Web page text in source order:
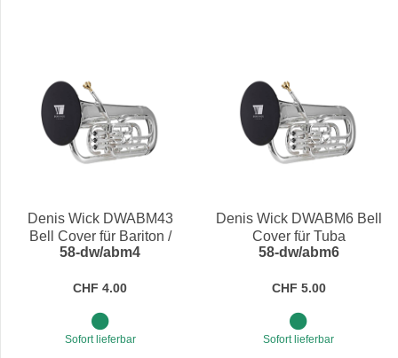
Denis Wick DWABM43
Bell Cover für Bariton /
Bassposaune
58-dw/abm4
CHF 4.00
Sofort lieferbar
Denis Wick DWABM6 Bell
Cover für Tuba
58-dw/abm6
CHF 5.00
Sofort lieferbar